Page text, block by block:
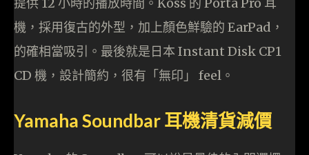
提供 12 小時的播放時間。Koss 的 Porta Pro 耳
機，採用復古的外型，加上顏色鮮驗的 EarPad，
的確相當吸引。最後就是日本 Instant Disk CP1
CD 機，設計簡約，很有「無印」 feel。
Yamaha Soundbar 耳機清貨減價